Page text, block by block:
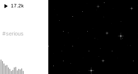
17.2k
serious